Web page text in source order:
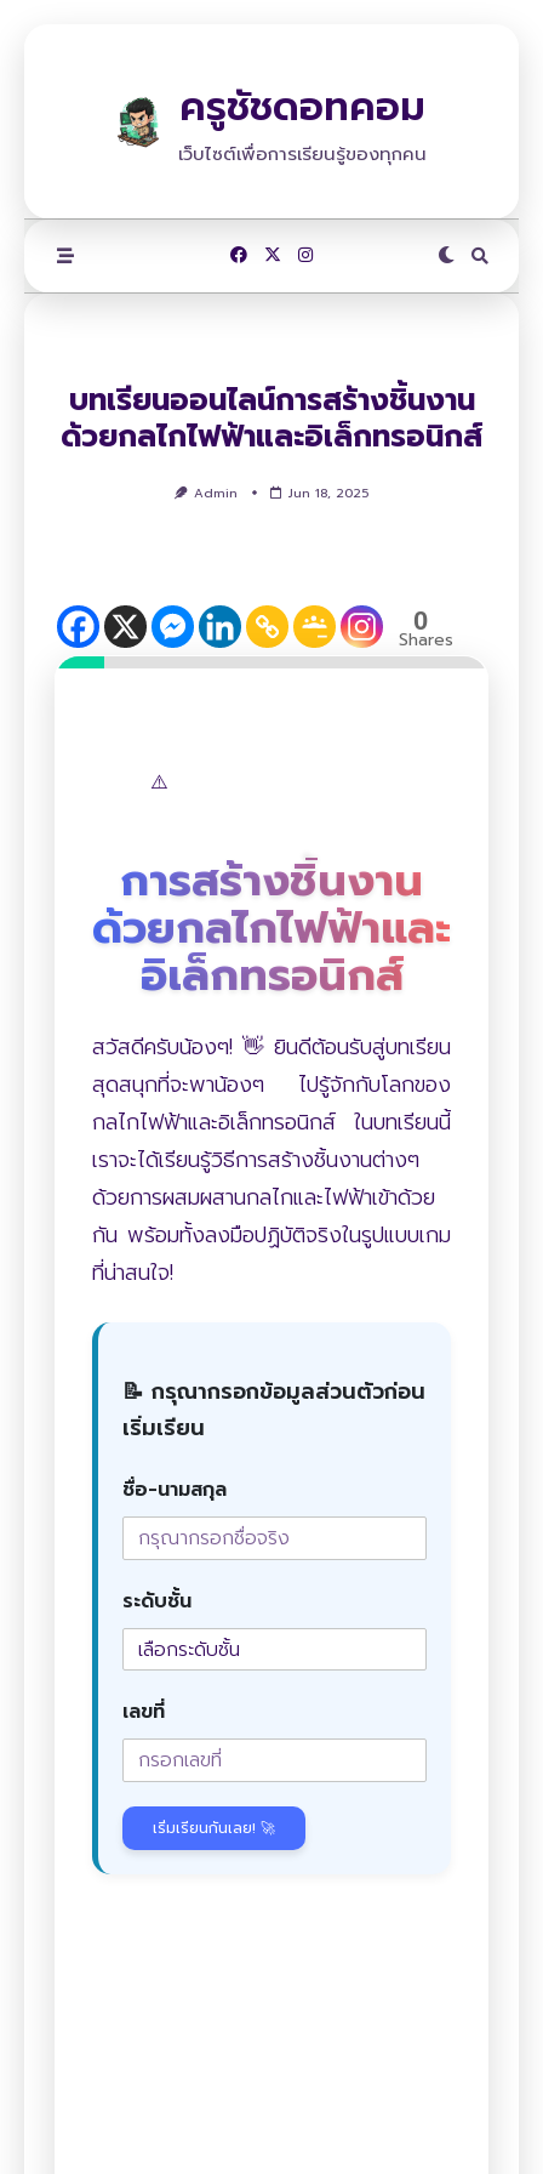
ครูชัชดอทคอม
เว็บไซต์เพื่อการเรียนรู้ของทุกคน
บทเรียนออนไลน์การสร้างชิ้นงาน
ด้วยกลไกไฟฟ้าและอิเล็กทรอนิกส์
Admin Jun 18, 2025
0
Shares
⚡
การสร้างชิ้นงาน
ด้วยกลไกไฟฟ้าและ
อิเล็กทรอนิกส์
สวัสดีครับน้องๆ! 👋 ยินดีต้อนรับสู่บทเรียน
สุดสนุกที่จะพาน้องๆ ไปรู้จักกับโลกของ
กลไกไฟฟ้าและอิเล็กทรอนิกส์ ในบทเรียนนี้
เราจะได้เรียนรู้วิธีการสร้างชิ้นงานต่างๆ
ด้วยการผสมผสานกลไกและไฟฟ้าเข้าด้วย
กัน พร้อมทั้งลงมือปฏิบัติจริงในรูปแบบเกม
ที่น่าสนใจ!
📝 กรุณากรอกข้อมูลส่วนตัวก่อน
เริ่มเรียน
ชื่อ-นามสกุล
ระดับชั้น
เลขที่
เริ่มเรียนกันเลย! 🚀